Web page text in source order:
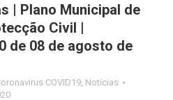
| Plano Municipal de
Civil |
de 08 de agosto de
COVID19 Notícias